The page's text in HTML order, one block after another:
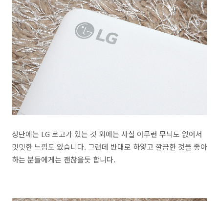
상단에는 LG 로고가 있는 것 외에는 사실 아무런 무늬도 없어서
밋밋한 느낌도 있습니다. 그런데 반대로 하얗고 깔끔한 것을 좋아
하는 분들에게는 괜찮을듯 합니다.